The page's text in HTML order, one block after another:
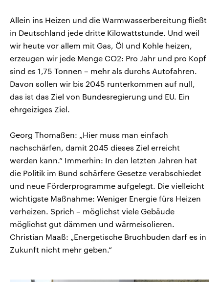
Allein ins Heizen und die Warmwasserbereitung fließt
in Deutschland jede dritte Kilowattstunde. Und weil
wir heute vor allem mit Gas, Öl und Kohle heizen,
erzeugen wir jede Menge CO2: Pro Jahr und pro Kopf
sind es 1,75 Tonnen – mehr als durchs Autofahren.
Davon sollen wir bis 2045 runterkommen auf null,
das ist das Ziel von Bundesregierung und EU. Ein
ehrgeiziges Ziel.
Georg Thomaßen: „Hier muss man einfach
nachschärfen, damit 2045 dieses Ziel erreicht
werden kann.“ Immerhin: In den letzten Jahren hat
die Politik im Bund schärfere Gesetze verabschiedet
und neue Förderprogramme aufgelegt. Die vielleicht
wichtigste Maßnahme: Weniger Energie fürs Heizen
verheizen. Sprich – möglichst viele Gebäude
möglichst gut dämmen und wärmeisolieren.
Christian Maaß: „Energetische Bruchbuden darf es in
Zukunft nicht mehr geben.“